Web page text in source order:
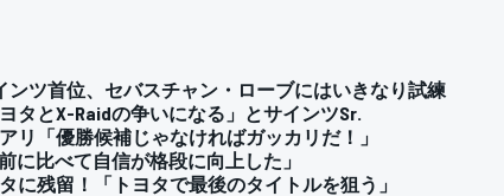
ンツ首位、セバスチャン・ローブにはいきなり試練
タとX-Raidの争いになる」とサインツSr.
リ「優勝候補じゃなければガッカリだ！」
に比べて自信が格段に向上した」
に残留！「トヨタで最後のタイトルを狙う」